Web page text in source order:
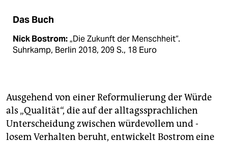
Das Buch
Nick Bostrom:„Die Zukunft der Menschheit“.
Suhrkamp, Berlin 2018, 209 S., 18 Euro
Ausgehend von einer Reformulierung der Würde
als „Qualität“, die auf der alltagssprachlichen
Unterscheidung zwischen würdevollem und -
losem Verhalten beruht, entwickelt ­Bostrom eine